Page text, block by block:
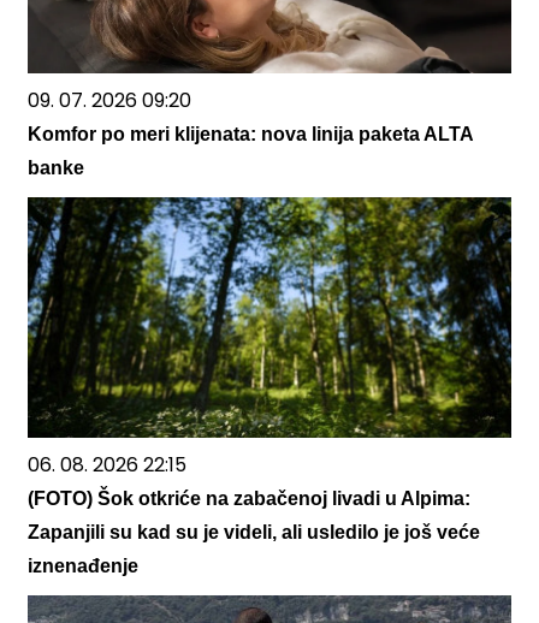
09. 07. 2026 09:20
Komfor po meri klijenata: nova linija paketa ALTA
banke
06. 08. 2026 22:15
(FOTO) Šok otkriće na zabačenoj livadi u Alpima:
Zapanjili su kad su je videli, ali usledilo je još veće
iznenađenje